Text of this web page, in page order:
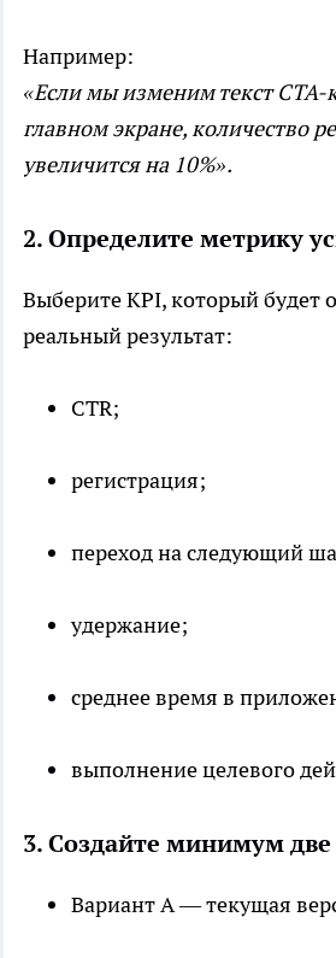
Например:
«Если мы изменим текст CTA-
главном экране, количество
увеличится на 10%».
2. Определите метрику
Выберите KPI, который будет
реальный результат:
CTR;
регистрация;
переход на следующий
удержание;
среднее время в
выполнение целевого
3. Создайте минимум две
Вариант A — текущая